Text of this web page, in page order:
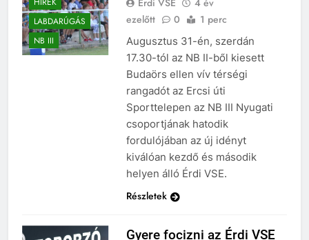
LABDARÚGÁS
NB III
ezelőtt
0 1 perc
Augusztus 31-én, szerdán
17.30-tól az NB II-ből kiesett
Budaörs ellen vív térségi
rangadót az Ercsi úti
Sporttelepen az NB III Nyugati
csoportjának hatodik
fordulójában az új idényt
kiválóan kezdő és második
helyen álló Érdi VSE.
Részletek
Gyere focizni az Érdi VSE